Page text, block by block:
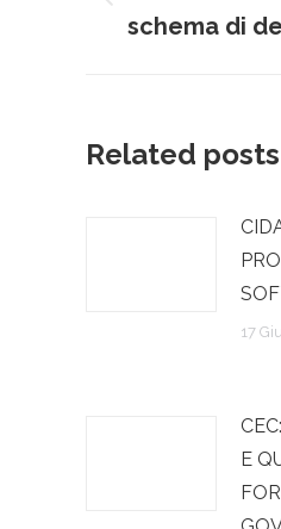
Post
precedente:
schema di
Related posts
17
E